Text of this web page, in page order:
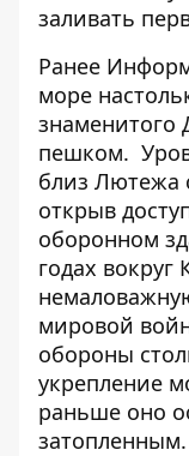
заливать
Ранее
море
пешком.
близ Лютежа
открыв
оборонном
годах вокруг
мировой
обороны
укрепление
раньше оно
затопленным.